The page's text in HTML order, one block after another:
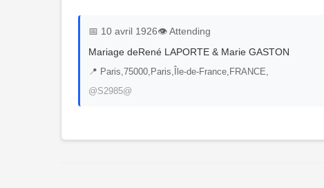
📅 10 avril 1926👁️ Attending
Mariage deRené LAPORTE & Marie GASTON
📍 Paris,75000,Paris,Île-de-France,FRANCE,
@S2985@